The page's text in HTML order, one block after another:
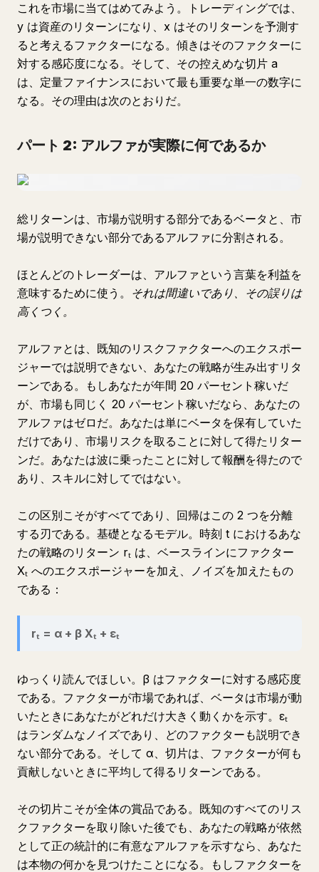
これを市場に当てはめてみよう。トレーディングでは、
y は資産のリターンになり、x はそのリターンを予測す
ると考えるファクターになる。傾きはそのファクターに
対する感応度になる。そして、その控えめな切片 a
は、定量ファイナンスにおいて最も重要な単一の数字に
なる。その理由は次のとおりだ。
パート 2: アルファが実際に何であるか
総リターンは、市場が説明する部分であるベータと、市
場が説明できない部分であるアルファに分割される。
ほとんどのトレーダーは、アルファという言葉を利益を
意味するために使う。 それは間違いであり、その誤りは
高くつく。
アルファとは、既知のリスクファクターへのエクスポー
ジャーでは説明できない、あなたの戦略が生み出すリタ
ーンである。もしあなたが年間 20 パーセント稼いだ
が、市場も同じく 20 パーセント稼いだなら、あなたの
アルファはゼロだ。あなたは単にベータを保有していた
だけであり、市場リスクを取ることに対して得たリター
ンだ。あなたは波に乗ったことに対して報酬を得たので
あり、スキルに対してではない。
この区別こそがすべてであり、回帰はこの 2 つを分離
する刃である。基礎となるモデル。時刻 t におけるあな
たの戦略のリターン rₜ は、ベースラインにファクター
Xₜ へのエクスポージャーを加え、ノイズを加えたもの
である：
rₜ = α + β Xₜ + εₜ
ゆっくり読んでほしい。β はファクターに対する感応度
である。ファクターが市場であれば、ベータは市場が動
いたときにあなたがどれだけ大きく動くかを示す。εₜ
はランダムなノイズであり、どのファクターも説明でき
ない部分である。そして α、切片は、ファクターが何も
貢献しないときに平均して得るリターンである。
その切片こそが全体の賞品である。既知のすべてのリス
クファクターを取り除いた後でも、あなたの戦略が依然
として正の統計的に有意なアルファを示すなら、あなた
は本物の何かを見つけたことになる。もしファクターを